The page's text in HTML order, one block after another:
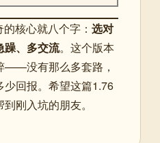
核心就八个字： 选对
躁、多交流。这个版本
——没有那么多套路，
回报。希望这篇1.76
刚入坑的朋友。